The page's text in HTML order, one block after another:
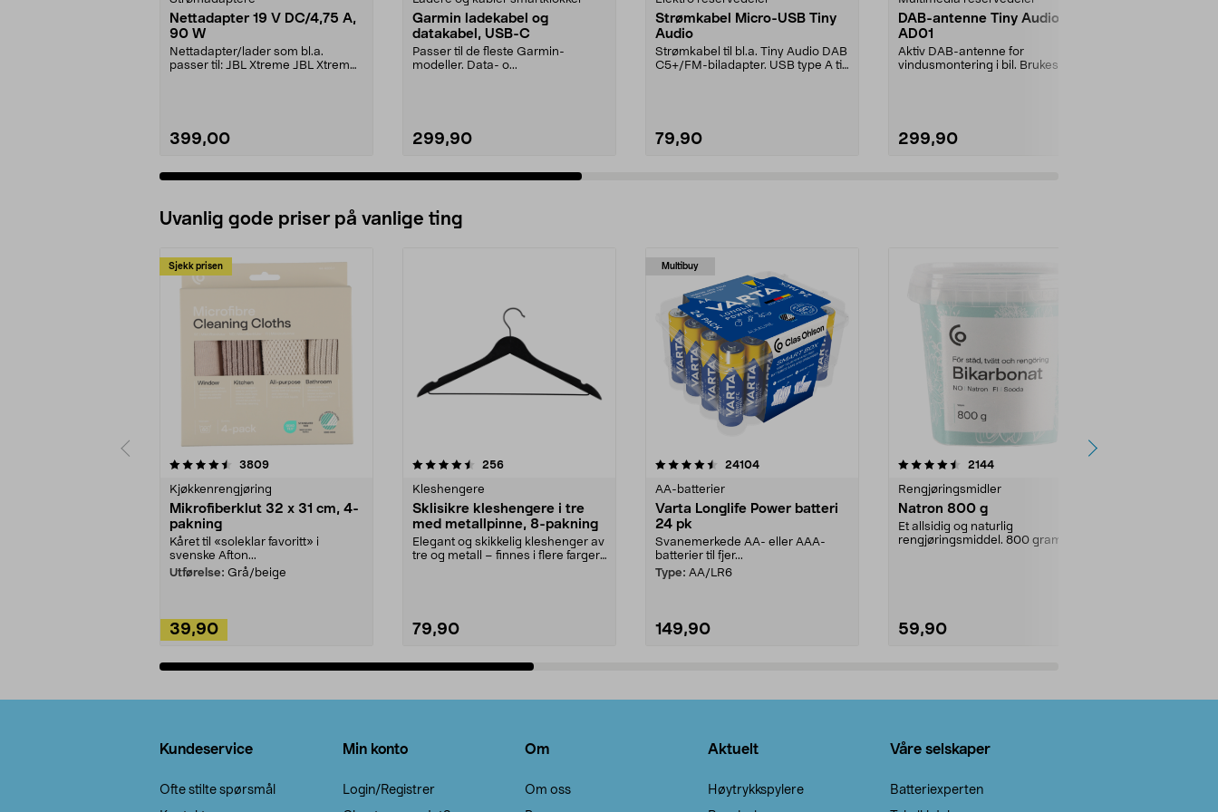
Nettadapter 19 V DC/4,75 A,
90 W
Nettadapter/lader som bl.a.
passer til: JBL Xtreme JBL Xtreme
399,00
Garmin ladekabel og
datakabel, USB-C
Passer til de fleste Garmin-
modeller. Data- o...
299,90
Strømkabel Micro-USB Tiny
Audio
Strømkabel til bl.a. Tiny Audio DAB
C5+/FM-biladapter. USB type A til
79,90
DAB-antenne Tiny Audio
AD01
Aktiv DAB-antenne for
vindusmontering i bil. Brukes til
299,90
Uvanlig gode priser på vanlige ting
Sjekk prisen
3809anmeldelser
Kjøkkenrengjøring
Mikrofiberklut 32 x 31 cm, 4-
pakning
Kåret til «soleklar favoritt» i
svenske Afton...
Utførelse: Grå/beige
39,90
4.5av 5 stjerner 256anmeldelser
Kleshengere
Sklisikre kleshengere i tre
med metallpinne, 8-pakning
Elegant og skikkelig kleshenger av
tre og metall – finnes i flere farger.
79,90
Multibuy
4.5av 5 stjerner 24104anmeldelser
AA-batterier
Varta Longlife Power batteri
24 pk
Svanemerkede AA- eller AAA-
batterier til fjer...
Type: AA/LR6
149,90
4.5av 5 stjerner 2144anmeldelser
Rengjøringsmidler
Natron 800 g
Et allsidig og naturlig
rengjøringsmiddel. 800 gram
59,90
4.0av 5 stjerner
Kundeservice
Ofte stilte spørsmål
Min konto
Login/Registrer
Om
Om oss
Aktuelt
Høytrykkspylere
Våre selskaper
Batteriexperten